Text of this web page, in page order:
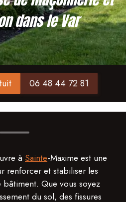
dans le Var
06 48 44 72 81
à Sainte-Maxime est une
renforcer et stabiliser les
Que vous soyez
du sol, des fissures